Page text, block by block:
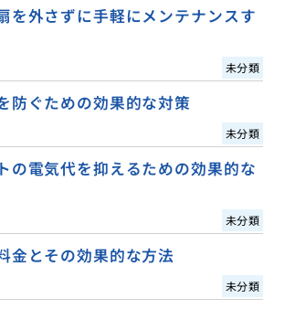
を外さずに手軽にメンテナンスす
未分類
防ぐための効果的な対策
未分類
の電気代を抑えるための効果的な
未分類
金とその効果的な方法
未分類